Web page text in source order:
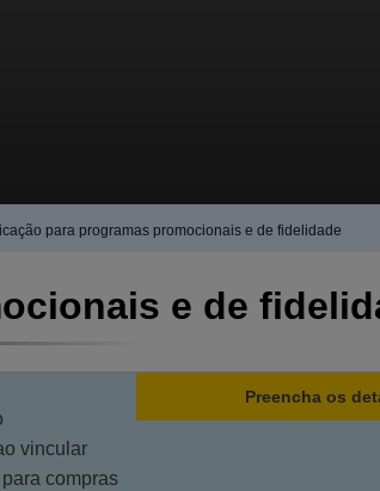
para programas promocionais e de fidelidade
e de
vincular
compras
Preencha os